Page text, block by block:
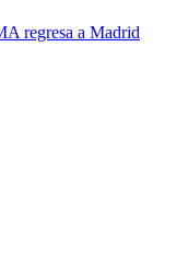
regresa a Madrid